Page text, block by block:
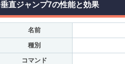
垂直ジャンプ7の性能と効果
名前
種別
コマンド